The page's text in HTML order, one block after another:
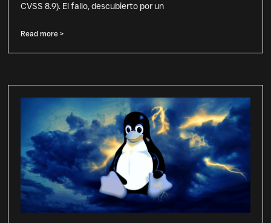
CVSS 8.9). El fallo, descubierto por un
Read more >